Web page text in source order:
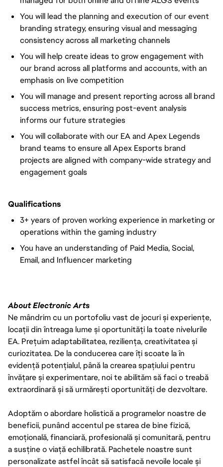
You will lead the planning and execution of our event
branding strategy, ensuring visual and messaging
consistency across all marketing channels
You will help create ideas to grow engagement with
our brand across all platforms and accounts, with an
emphasis on live competition
You will manage and present reporting across all brand
success metrics, ensuring post-event analysis
informs our future strategies
You will collaborate with our EA and Apex Legends
brand teams to ensure all Apex Esports brand
projects are aligned with company-wide strategy and
engagement goals
Qualifications
3+ years of proven working experience in marketing or
operations within the gaming industry
You have an understanding of Paid Media, Social,
Email, and Influencer marketing
About Electronic Arts
Ne mândrim cu un portofoliu vast de jocuri și experiențe,
locații din întreaga lume și oportunități la toate nivelurile
EA. Prețuim adaptabilitatea, reziliența, creativitatea și
curiozitatea. De la conducerea care îți scoate la în
evidență potențialul, până la crearea spațiului pentru
învățare și experimentare, noi te abilităm să faci o treabă
extraordinară și să urmărești oportunități de dezvoltare.
Adoptăm o abordare holistică a programelor noastre de
beneficii, punând accentul pe starea de bine fizică,
emoțională, financiară, profesională și comunitară, pentru
a susține o viață echilibrată. Pachetele noastre sunt
personalizate astfel încât să satisfacă nevoile locale și